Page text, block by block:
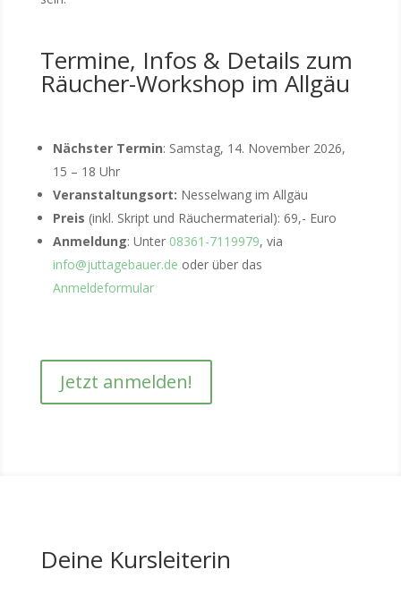
Termine, Infos & Details zum
Räucher-Workshop im Allgäu
Nächster Termin: Samstag, 14. November 2026,
15 – 18 Uhr
Veranstaltungsort: Nesselwang im Allgäu
Preis (inkl. Skript und Räuchermaterial): 69,- Euro
Anmeldung: Unter 08361-7119979, via
info@juttagebauer.de oder über das
Anmeldeformular
Jetzt anmelden!
Deine Kursleiterin